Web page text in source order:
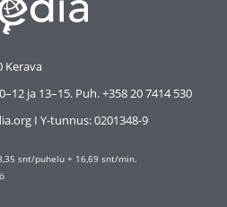
Kerava
ja 13–15. Puh. +358 20 7414 530
I Y-tunnus:0201348-9
snt/puhelu + 16,69 snt/min.